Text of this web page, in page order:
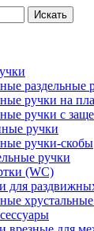
раздельные
ручки на
ручки с
ручки
ручки-скобы
ручки
(WC)
для